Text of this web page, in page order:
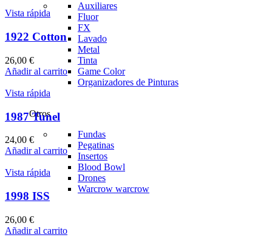
Auxiliares
Fluor
FX
Lavado
Metal
Tinta
Game Color
Organizadores de Pinturas
Otros
Fundas
Pegatinas
Insertos
Blood Bowl
Drones
Warcrow warcrow
Vista rápida
1922 Cotton
26,00 €
Añadir al carrito
Vista rápida
1987 Tunel
24,00 €
Añadir al carrito
Vista rápida
1998 ISS
26,00 €
Añadir al carrito